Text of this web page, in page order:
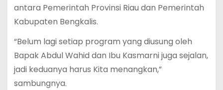
antara Pemerintah Provinsi Riau dan Pemerintah
Kabupaten Bengkalis.
“Belum lagi setiap program yang diusung oleh
Bapak Abdul Wahid dan Ibu Kasmarni juga sejalan,
jadi keduanya harus Kita menangkan,”
sambungnya.